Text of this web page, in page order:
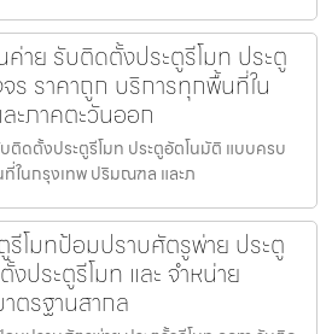
ค่าย รับติดตั้งประตูรีโมท ประตู
ร ราคาถูก บริการทุกพื้นที่ใน
ะภาคตะวันออก
ติดตั้งประตูรีโมท ประตูอัตโนมัติ แบบครบ
ในกรุงเทพ ปริมณฑล และภ
รีโมทป้อมปราบศัตรูพ่าย ประตู
ประตูรีโมท และ จำหน่าย
ตรฐานสากล